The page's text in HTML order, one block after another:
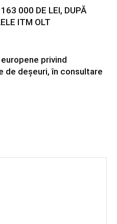
000 DE LEI, DUPĂ
ITM OLT
privind
de deșeuri, în consultare